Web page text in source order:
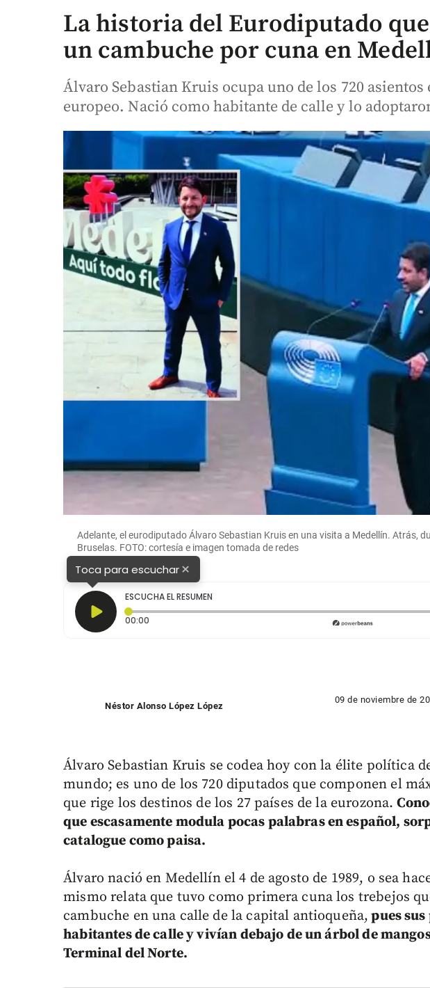
La historia del Eurodiputado
un cambuche por cuna en
Álvaro Sebastian Kruis ocupa uno de los 720
europeo. Nació como habitante de calle y lo
Adelante, el eurodiputado Álvaro Sebastian Kruis en una visita a Medellín. Atrás,
Bruselas. FOTO: cortesía e imagen tomada de redes
Toca para escuchar×
ESCUCHA EL RESUMEN
00:00
Néstor Alonso López López
09 de noviembre de
Álvaro Sebastian Kruis se codea hoy con la élite política
mundo; es uno de los 720 diputados que componen el
que rige los destinos de los 27 países de la eurozona.
que escasamente modula pocas palabras en español,
catalogue como paisa.
Álvaro nació en Medellín el 4 de agosto de 1989, o sea
mismo relata que tuvo como primera cuna los trebejos
cambuche en una calle de la capital antioqueña, pues
habitantes de calle y vivían debajo de un árbol de
Terminal del Norte.